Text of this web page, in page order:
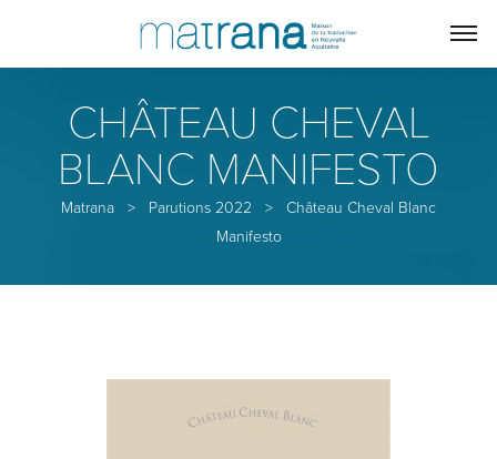
CHÂTEAU CHEVAL
BLANC MANIFESTO
Matrana > Parutions 2022 >
Château Cheval Blanc
Manifesto